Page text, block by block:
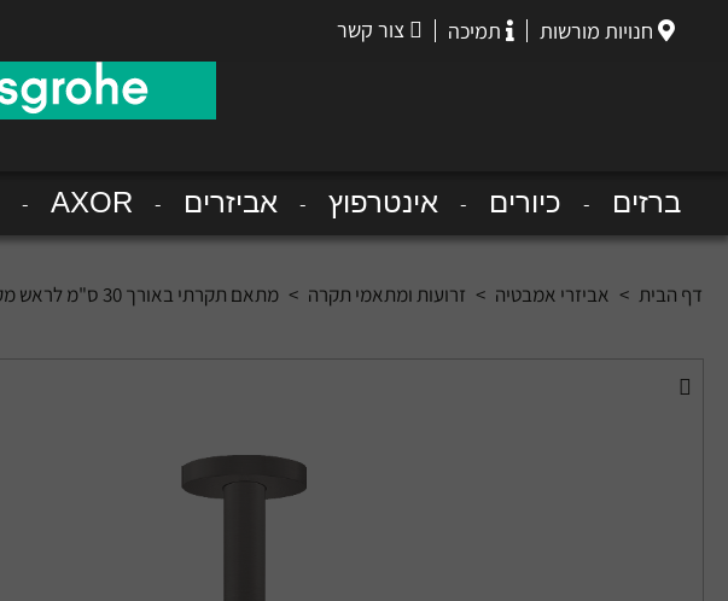
חנויות מורשות תמיכה צור קשר
ברזים כיורים אינטרפוץ אביזרים AXOR
דף הבית > אביזרי אמבטיה > זרועות ומתאמי תקרה > מתאם תקרתי באורך 30 ס"מ לראש מקלחת, כולל רוזטה עגולה , בגימור שחור מוברש